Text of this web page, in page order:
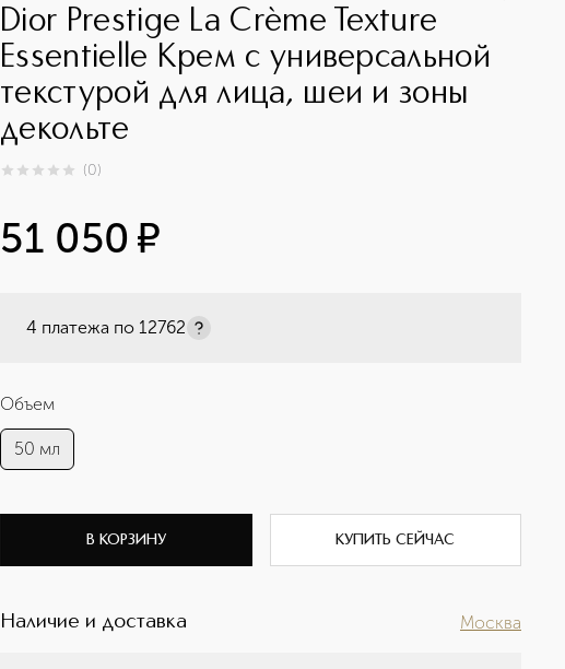
Dior Prestige La Crème Texture
Essentielle Крем с универсальной
текстурой для лица, шеи и зоны
декольте
0из 0 (0)
51 050 ¤
4 платежа по 12762
Объем
50 мл
В КОРЗИНУ КУПИТЬ СЕЙЧАС
Наличие и доставка Москва